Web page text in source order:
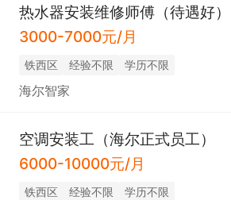
热水器安装维修师傅（待遇好）
3000-7000元/月
铁西区 经验不限 学历不限
海尔智家
空调安装工（海尔正式员工）
6000-10000元/月
铁西区 经验不限 学历不限